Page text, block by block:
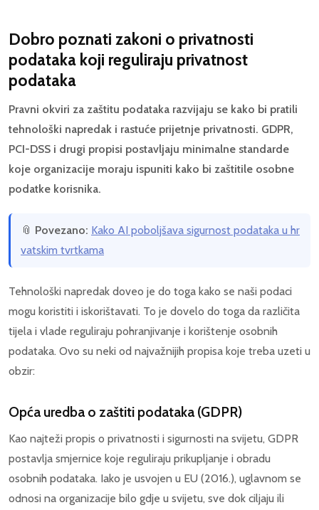
Dobro poznati zakoni o privatnosti
podataka koji reguliraju privatnost
podataka
Pravni okviri za zaštitu podataka razvijaju se kako bi pratili
tehnološki napredak i rastuće prijetnje privatnosti. GDPR,
PCI-DSS i drugi propisi postavljaju minimalne standarde
koje organizacije moraju ispuniti kako bi zaštitile osobne
podatke korisnika.
📎 Povezano: Kako AI poboljšava sigurnost podataka u hr
vatskim tvrtkama
Tehnološki napredak doveo je do toga kako se naši podaci
mogu koristiti i iskorištavati. To je dovelo do toga da različita
tijela i vlade reguliraju pohranjivanje i korištenje osobnih
podataka. Ovo su neki od najvažnijih propisa koje treba uzeti u
obzir:
Opća uredba o zaštiti podataka (GDPR)
Kao najteži propis o privatnosti i sigurnosti na svijetu, GDPR
postavlja smjernice koje reguliraju prikupljanje i obradu
osobnih podataka. Iako je usvojen u EU (2016.), uglavnom se
odnosi na organizacije bilo gdje u svijetu, sve dok ciljaju ili